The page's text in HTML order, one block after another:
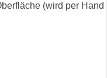
(wird per Hand